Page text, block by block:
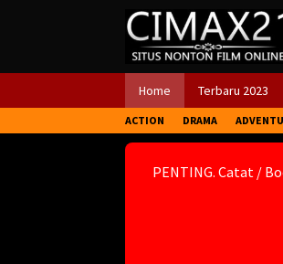
Home Terbaru 2023
ACTION DRAMA
PENTING. Catat /